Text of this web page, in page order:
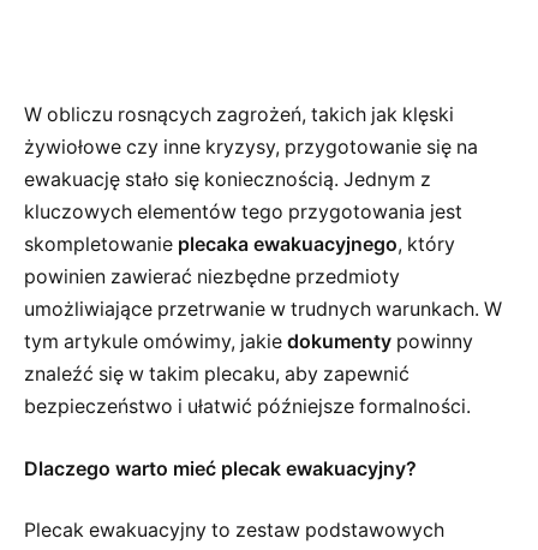
W obliczu rosnących zagrożeń, takich jak klęski
żywiołowe czy inne kryzysy, przygotowanie się na
ewakuację stało się koniecznością. Jednym z
kluczowych elementów tego przygotowania jest
skompletowanie plecaka ewakuacyjnego, który
powinien zawierać niezbędne przedmioty
umożliwiające przetrwanie w trudnych warunkach. W
tym artykule omówimy, jakie dokumenty powinny
znaleźć się w takim plecaku, aby zapewnić
bezpieczeństwo i ułatwić późniejsze formalności.
Dlaczego warto mieć plecak ewakuacyjny?
Plecak ewakuacyjny to zestaw podstawowych